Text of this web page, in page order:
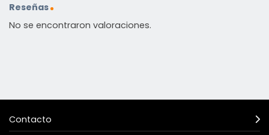
Reseñas
No se encontraron valoraciones.
Contacto